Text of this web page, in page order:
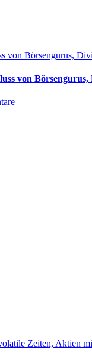
von Börsengurus,
von Börsengurus,
Zeiten, Aktien